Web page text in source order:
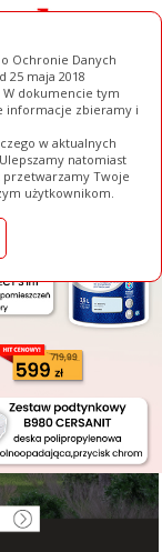
Ochronie Danych
25 maja 2018
W dokumencie tym
informacje zbieramy i
w aktualnych
natomiast
przetwarzamy Twoje
użytkownikom.
Firm Pełna Wersja